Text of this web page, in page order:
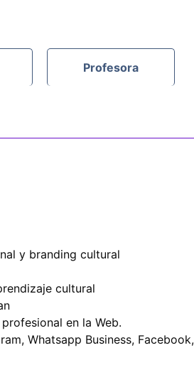
Profesora
y branding cultural
cultural
en la Web.
Whatsapp Business,